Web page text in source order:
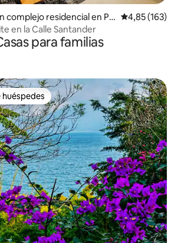
complejo residencial en Pa
Calificación
4,85 (163)
en la Calle Santander
para familias
huéspedes más destacados